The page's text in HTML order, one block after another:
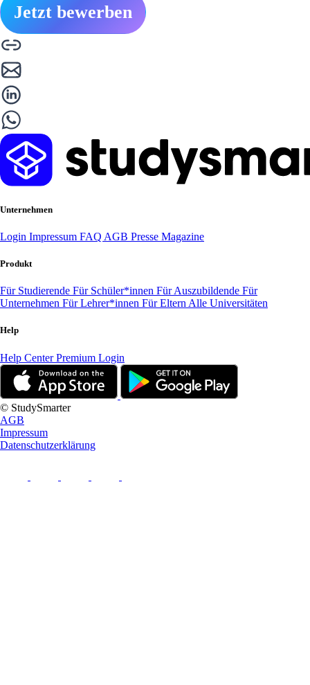
Jetzt bewerben
Unternehmen
Login Impressum FAQ AGB Presse Magazine
Produkt
Für Studierende Für Schüler*innen Für Auszubildende Für
Unternehmen Für Lehrer*innen Für Eltern Alle Universitäten
Help
Help CenterPremium Login
© StudySmarter
AGB
Impressum
Datenschutzerklärung